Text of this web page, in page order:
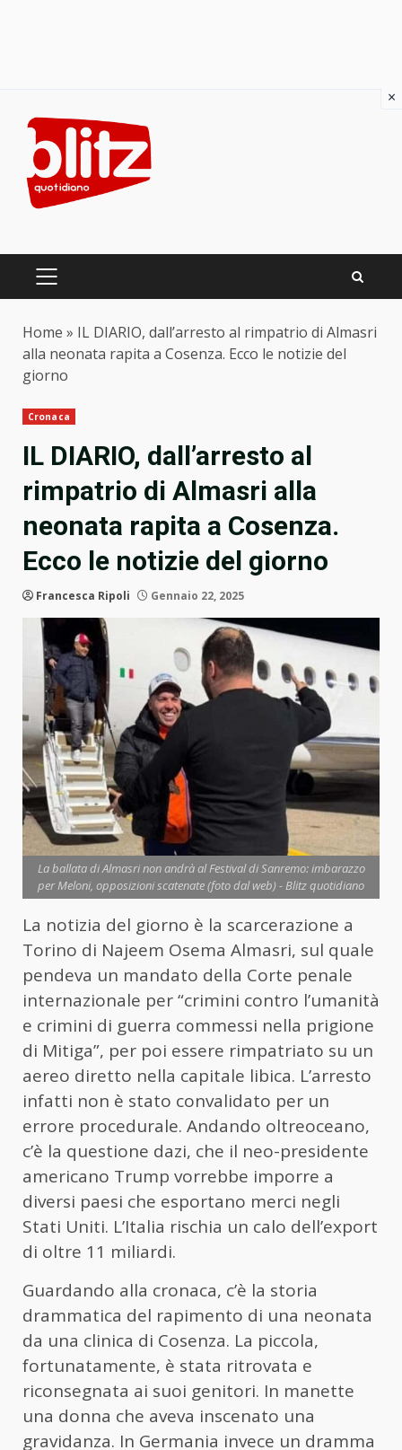
content
PRIMARY
Home » IL DIARIO, dall’arresto al rimpatrio di Almasri
alla neonata rapita a Cosenza. Ecco le notizie del
giorno
Cronaca
IL DIARIO, dall’arresto al
rimpatrio di Almasri alla
neonata rapita a Cosenza.
Ecco le notizie del giorno
Francesca Ripoli Gennaio 22, 2025
La ballata di Almasri non andrà al Festival di Sanremo: imbarazzo
per Meloni, opposizioni scatenate (foto dal web) - Blitz quotidiano
La notizia del giorno è la scarcerazione a
Torino di Najeem Osema Almasri, sul quale
pendeva un mandato della Corte penale
internazionale per “crimini contro l’umanità
e crimini di guerra commessi nella prigione
di Mitiga”, per poi essere rimpatriato su un
aereo diretto nella capitale libica. L’arresto
infatti non è stato convalidato per un
errore procedurale. Andando oltreoceano,
c’è la questione dazi, che il neo-presidente
americano Trump vorrebbe imporre a
diversi paesi che esportano merci negli
Stati Uniti. L’Italia rischia un calo dell’export
di oltre 11 miliardi.
Guardando alla cronaca, c’è la storia
drammatica del rapimento di una neonata
da una clinica di Cosenza. La piccola,
fortunatamente, è stata ritrovata e
riconsegnata ai suoi genitori. In manette
una donna che aveva inscenato una
gravidanza. In Germania invece un dramma
×